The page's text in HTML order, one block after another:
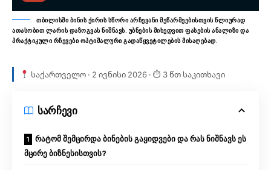
თბილისში ბინის ქირის სწორი არჩევანი მეწარმეებისთვის წლიურად
ათასობით ლარის დაზოგვას ნიშნავს. უბნების მიხედვით ფასების ანალიზი და
პრაქტიკული რჩევები ოპტიმალური გადაწყვეტილების მისაღებად.
საქართველო · 2 ივნისი 2026 · ⏱ 3 წთ საკითხავი
სარჩევი
რატომ შემცირდა ბინების გაყიდვები და რას ნიშნავს ეს
მცირე ბიზნესისთვის?